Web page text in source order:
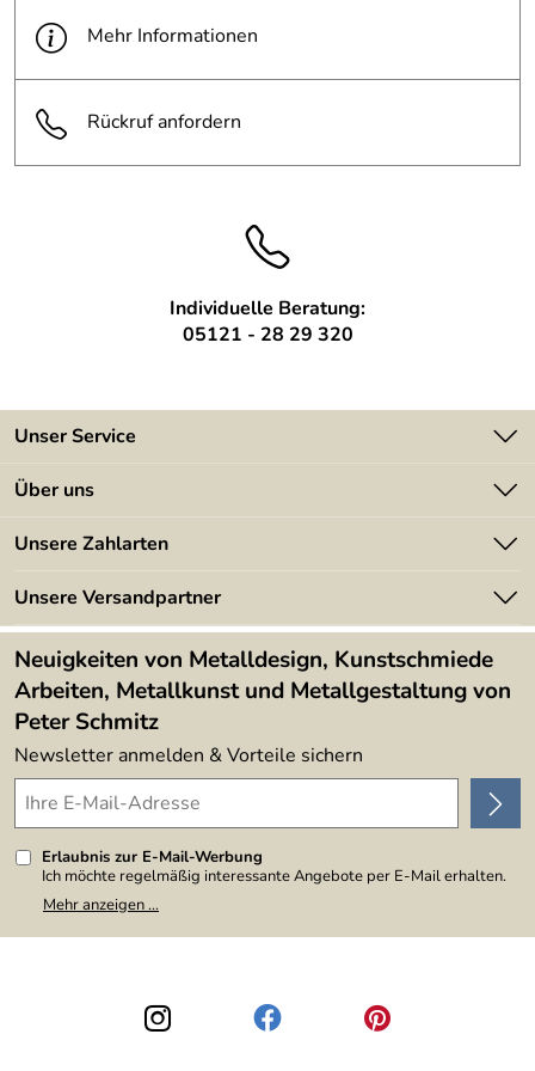
Maße:
Abbildung ca. 190 x 90 cm
Material:
Stahl, feuerverzinkt und lackiert
Mindest
1 Meter
Mehr Informationen
Rückruf anfordern
Individuelle Beratung:
05121 - 28 29 320
Unser Service
Kontakt
Kundeninformationen
Newsletter
Lieferbedingungen
Über uns
Angebote
Kundenbewertungen (394)
4,9/5
Unsere Zahlarten
Unsere Versandpartner
Neuigkeiten von Metalldesign, Kunstschmiede
Arbeiten, Metallkunst und Metallgestaltung von
Peter Schmitz
Newsletter anmelden & Vorteile sichern
Erlaubnis zur E-Mail-Werbung
Ich möchte regelmäßig interessante Angebote per E-Mail erhalten.
Meine E-Mail-Adresse wird nicht an andere Unternehmen
weitergegeben. Zu statistischen Zwecken wird in anonymer Form
den Link "Abmelden" am Ende des Newsletters anklicke. Die
Datenschutzerklärung
habe ich zur Kenntnis genommen.
Mehr anzeigen ...